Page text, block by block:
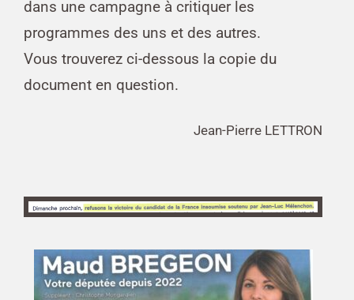
dans une campagne à critiquer les
programmes des uns et des autres.
Vous trouverez ci-dessous la copie du
document en question.
Jean-Pierre LETTRON